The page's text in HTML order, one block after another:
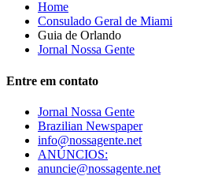
Home
Consulado Geral de Miami
Guia de Orlando
Jornal Nossa Gente
Entre em contato
Jornal Nossa Gente
Brazilian Newspaper
info@nossagente.net
ANÚNCIOS:
anuncie@nossagente.net